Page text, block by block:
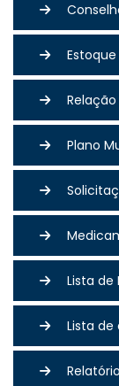
Relação
Plano
Lista
Lista de